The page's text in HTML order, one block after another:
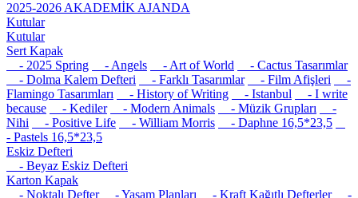
2025-2026 AKADEMİK AJANDA
Kutular
Kutular
Sert Kapak
- 2025 Spring
- Angels - Art of World
- Cactus Tasarımlar
- Dolma Kalem Defteri
- Farklı Tasarımlar - Film Afişleri
-
Flamingo Tasarımları
- History of Writing - Istanbul
- I write
because
- Kediler - Modern Animals - Müzik Grupları
-
Nihi
- Positive Life - William Morris
- Daphne 16,5*23,5
- Pastels 16,5*23,5
Eskiz Defteri
- Beyaz Eskiz Defteri
Karton Kapak
- Noktalı Defter
- Yaşam Planları - Kraft Kağıtlı Defterler
-